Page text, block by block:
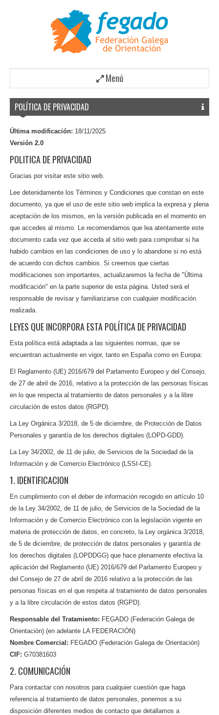
Menú
POLÍTICA DE PRIVACIDAD
Última modificación: 18/11/2025
Versión 2.0
POLITICA DE PRIVACIDAD
Gracias por visitar este sitio web.
Lee detenidamente los Términos y Condiciones que constan en este
documento, ya que el uso de este sitio web implica la expresa y plena
aceptación de los mismos, en la versión publicada en el momento en
que accedes al mismo. Le recomendamos que lea atentamente este
documento cada vez que acceda al sitio web para comprobar si ha
habido cambios en las condiciones de uso y lo abandone si no está
de acuerdo con dichos cambios. Si creemos que ciertas
modificaciones son importantes, actualizaremos la fecha de "Última
modificación" en la parte superior de esta página. Usted será el
responsable de revisar y familiarizarse con cualquier modificación
realizada.
LEYES QUE INCORPORA ESTA POLÍTICA DE PRIVACIDAD
Esta política está adaptada a las siguientes normas, que se
encuentran actualmente en vigor, tanto en España como en Europa:
El Reglamento (UE) 2016/679 del Parlamento Europeo y del Consejo,
de 27 de abril de 2016, relativo a la protección de las personas físicas
en lo que respecta al tratamiento de datos personales y a la libre
circulación de estos datos (RGPD).
La Ley Orgánica 3/2018, de 5 de diciembre, de Protección de Datos
Personales y garantía de los derechos digitales (LOPD-GDD).
La Ley 34/2002, de 11 de julio, de Servicios de la Sociedad de la
Información y de Comercio Electrónico (LSSI-CE).
1. IDENTIFICACION
En cumplimiento con el deber de información recogido en artículo 10
de la Ley 34/2002, de 11 de julio, de Servicios de la Sociedad de la
Información y de Comercio Electrónico con la legislación vigente en
materia de protección de datos, en concreto, la Ley orgánica 3/2018,
de 5 de diciembre, de protección de datos personales y garantía de
los derechos digitales (LOPDDGG) que hace plenamente efectiva la
aplicación del Reglamento (UE) 2016/679 del Parlamento Europeo y
del Consejo de 27 de abril de 2016 relativo a la protección de las
personas físicas en el que respeta al tratamiento de datos personales
y a la libre circulación de estos datos (RGPD).
Responsable del Tratamiento: FEGADO (Federación Galega de
Orientación) (en adelante LA FEDERACIÓN)
Nombre Comercial: FEGADO (Federación Galega de Orientación)
CIF: G70381603
2. COMUNICACIÓN
Para contactar con nosotros para cualquier cuestión que haga
referencia al tratamiento de datos personales, ponemos a su
disposición diferentes medios de contacto que detallamos a